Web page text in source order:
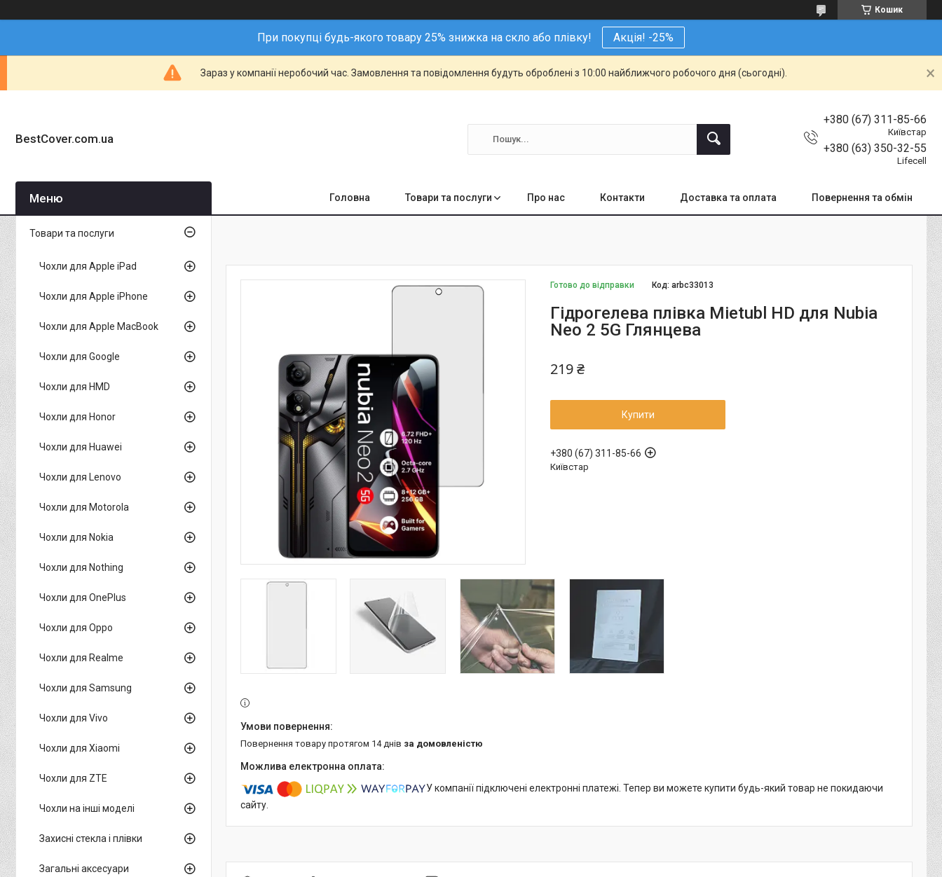
Кошик
При покупці будь-якого товару 25% знижка на скло або плівку! Акція! -25%
Зараз у компанії неробочий час. Замовлення та повідомлення будуть оброблені з 10:00 найближчого робочого дня (сьогодні).
BestCover.com.ua
+380 (67) 311-85-66
Київстар
+380 (63) 350-32-55
Lifecell
Головна Товари та послуги Про нас Контакти Доставка та оплата Повернення та обмін
Готово до відправки Код:arbc33013
Гідрогелева плівка Mietubl HD для Nubia
Neo 2 5G Глянцева
219 ₴
Купити
+380 (67) 311-85-66
Київстар
повернення товару протягом 14 днів за домовленістю
У компанії підключені електронні платежі. Тепер ви можете купити будь-який товар не покидаючи
сайту.
Товари та послуги
Чохли для Apple iPad
Чохли для Apple iPhone
Чохли для Apple MacBook
Чохли для Google
Чохли для HMD
Чохли для Honor
Чохли для Huawei
Чохли для Lenovo
Чохли для Motorola
Чохли для Nokia
Чохли для Nothing
Чохли для OnePlus
Чохли для Oppo
Чохли для Realme
Чохли для Samsung
Чохли для Vivo
Чохли для Xiaomi
Чохли для ZTE
Чохли на інші моделі
Захисні стекла і плівки
Загальні аксесуари